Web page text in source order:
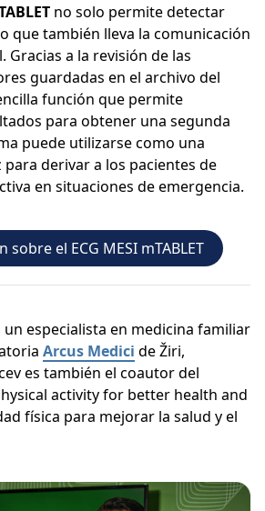
no solo permite detectar
que también lleva la comunicación
Gracias a la revisión de las
guardadas en el archivo del
función que permite
para obtener una segunda
puede utilizarse como una
derivar a los pacientes de
en situaciones de emergencia.
el ECG MESI mTABLET
un especialista en medicina familiar
Arcus Medici de Žiri,
es también el coautor del
activity for better health and
física para mejorar la salud y el